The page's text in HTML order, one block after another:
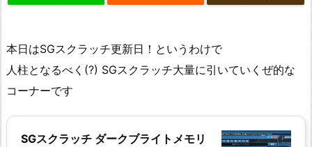
本日はSGスクラッチ更新日！というわけで
人柱となるべく(?) SGスクラッチ大量に引いていくぜ的な
コーナーです
SGスクラッチ ダークブライトメモリ